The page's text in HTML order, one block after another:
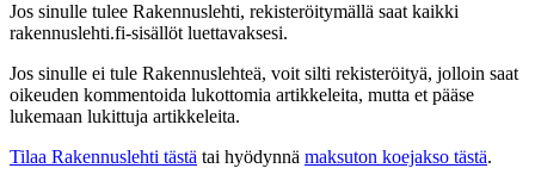
Jos sinulle tulee Rakennuslehti, rekisteröitymällä saat kaikki
rakennuslehti.fi-sisällöt luettavaksesi.
Jos sinulle ei tule Rakennuslehteä, voit silti rekisteröityä, jolloin saat
oikeuden kommentoida lukottomia artikkeleita, mutta et pääse
lukemaan lukittuja artikkeleita.
Tilaa Rakennuslehti tästä tai hyödynnä maksuton koejakso tästä.